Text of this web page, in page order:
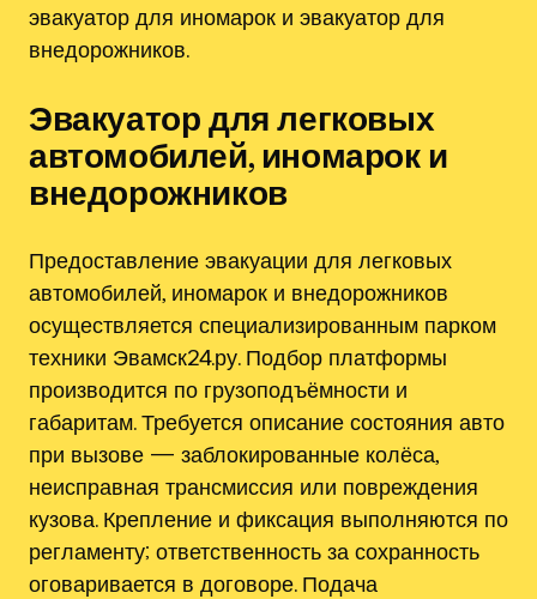
эвакуатор для иномарок и эвакуатор для
внедорожников.
Эвакуатор для легковых
автомобилей, иномарок и
внедорожников
Предоставление эвакуации для легковых
автомобилей, иномарок и внедорожников
осуществляется специализированным парком
техники Эвамск24.ру. Подбор платформы
производится по грузоподъёмности и
габаритам. Требуется описание состояния авто
при вызове — заблокированные колёса,
неисправная трансмиссия или повреждения
кузова. Крепление и фиксация выполняются по
регламенту; ответственность за сохранность
оговаривается в договоре. Подача